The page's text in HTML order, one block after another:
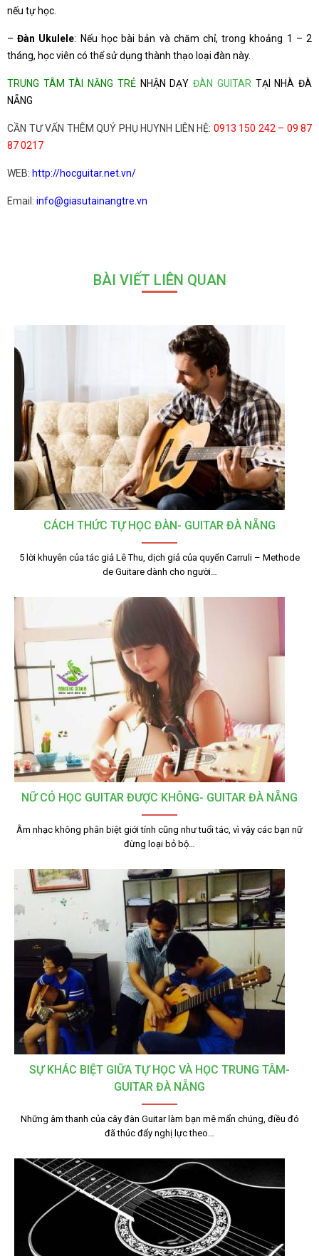
nếu tự học.
–Đàn Ukulele: Nếu học bài bản và chăm chỉ, trong khoảng 1 – 2
tháng, học viên có thể sử dụng thành thạo loại đàn này.
TRUNG TÂM TÀI NĂNG TRẺ NHẬN DẠYĐÀN GUITAR TẠI NHÀ ĐÀ
NẴNG
CẦN TƯ VẤN THÊM QUÝ PHỤ HUYNH LIÊN HỆ: 0913 150 242 – 09 87
87 0217
WEB: http://hocguitar.net.vn/
Email: info@giasutainangtre.vn
BÀI VIẾT LIÊN QUAN
CÁCH THỨC TỰ HỌC ĐÀN- GUITAR ĐÀ NẴNG
5 lời khuyên của tác giả Lê Thu, dịch giả của quyển Carruli – Methode
de Guitare dành cho người…
NỮ CÓ HỌC GUITAR ĐƯỢC KHÔNG- GUITAR ĐÀ NẴNG
Âm nhạc không phân biệt giới tính cũng như tuổi tác, vì vậy các bạn nữ
đừng loại bỏ bộ…
SỰ KHÁC BIỆT GIỮA TỰ HỌC VÀ HỌC TRUNG TÂM-
GUITAR ĐÀ NẴNG
Những âm thanh của cây đàn Guitar làm bạn mê mẩn chúng, điều đó
đã thúc đẩy nghị lực theo…